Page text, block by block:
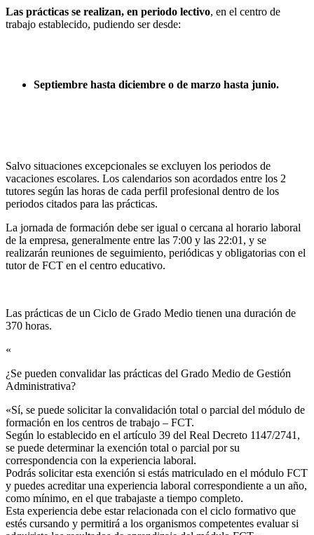
Las prácticas se realizan, en periodo lectivo, en el centro de
trabajo establecido, pudiendo ser desde:
Septiembre hasta diciembre o de marzo hasta junio.
Salvo situaciones excepcionales se excluyen los periodos de
vacaciones escolares. Los calendarios son acordados entre los 2
tutores según las horas de cada perfil profesional dentro de los
periodos citados para las prácticas.
La jornada de formación debe ser igual o cercana al horario laboral
de la empresa, generalmente entre las 7:00 y las 22:01, y se
realizarán reuniones de seguimiento, periódicas y obligatorias con el
tutor de FCT en el centro educativo.
Las prácticas de un Ciclo de Grado Medio tienen una duración de
370 horas.
«
¿Se pueden convalidar las prácticas del Grado Medio de Gestión
Administrativa?​
«Sí, se puede solicitar la convalidación total o parcial del módulo de
formación en los centros de trabajo – FCT.
Según lo establecido en el artículo 39 del Real Decreto 1147/2741,
se puede determinar la exención total o parcial por su
correspondencia con la experiencia laboral.
Podrás solicitar esta exención si estás matriculado en el módulo FCT
y puedes acreditar una experiencia laboral correspondiente a un año,
como mínimo, en el que trabajaste a tiempo completo.
Esta experiencia debe estar relacionada con el ciclo formativo que
estés cursando y permitirá a los organismos competentes evaluar si